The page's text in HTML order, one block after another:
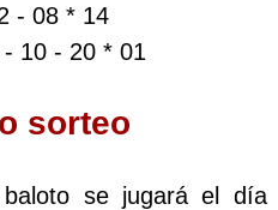
- 08 * 14
10 - 20 * 01
sorteo
se jugará el día